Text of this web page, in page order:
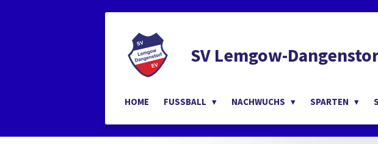
SV Lemgow-
HOME FUSSBALL NACHWUCHS SPARTEN